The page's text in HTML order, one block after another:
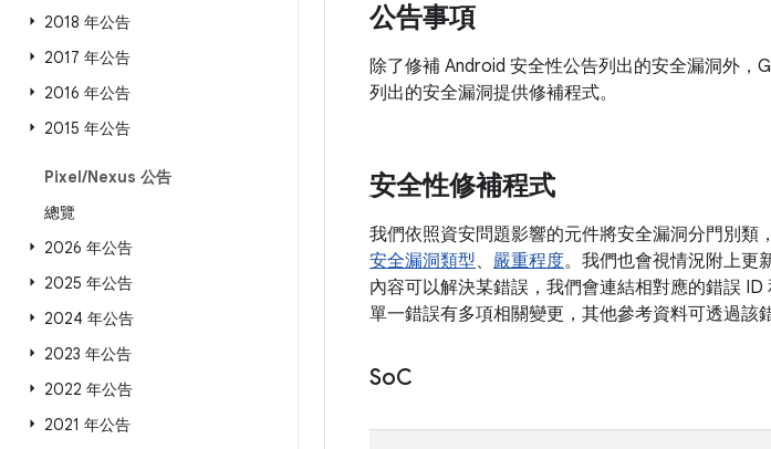
2018 年公告
2017 年公告
2016 年公告
2015 年公告
Pixel/Nexus 公告
總覽
2026 年公告
2025 年公告
2024 年公告
2023 年公告
2022 年公告
2021 年公告
公告事項
除了修補 Android 安全性公告列出的安全漏洞外
列出的安全漏洞提供修補程式。
安全性修補程式
我們依照資安問題影響的元件將安全漏洞分門別類
安全漏洞類型、 嚴重程度。我們也會視情況附上更
內容可以解決某錯誤，我們會連結相對應的錯誤
單一錯誤有多項相關變更，其他參考資料可透過該
SoC